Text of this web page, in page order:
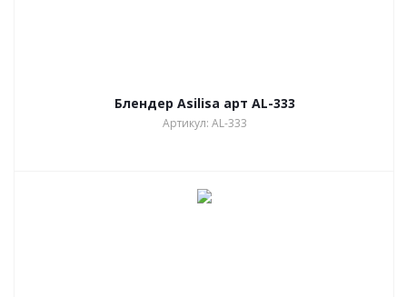
Блендер Asilisa арт AL-333
Артикул: AL-333